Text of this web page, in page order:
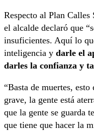
Respecto al Plan
el alcalde declaró que
insuficientes. Aquí lo
inteligencia y darle el
darles la confianza y
“Basta de muertes,
grave, la gente está
que la gente se guarda
que tiene que hacer la